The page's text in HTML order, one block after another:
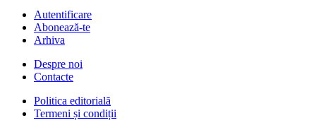
Autentificare
Abonează-te
Arhiva
Despre noi
Contacte
Politica editorială
Termeni și condiții